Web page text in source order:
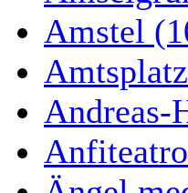
Amstel
Andreas-